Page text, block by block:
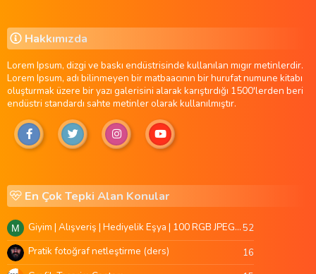
Hakkımızda
Lorem Ipsum, dizgi ve baskı endüstrisinde kullanılan mıgır metinlerdir.
Lorem Ipsum, adı bilinmeyen bir matbaacının bir hurufat numune kitabı
oluşturmak üzere bir yazı galerisini alarak karıştırdığı 1500'lerden beri
endüstri standardı sahte metinler olarak kullanılmıştır.
En Çok Tepki Alan Konular
M Giyim | Alışveriş | Hediyelik Eşya | 100 RGB JPEG Images | 5920x4420 Pixels | 501 MB52
Pratik fotoğraf netleştirme (ders) 16